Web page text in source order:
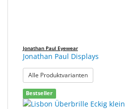
Jonathan Paul Eyewear
Jonathan Paul Displays
Alle Produktvarianten: Jonathan Paul
Bestseller